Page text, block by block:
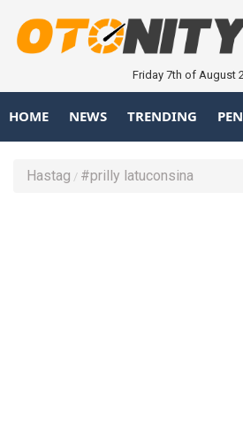
Friday 7th of August
HOME NEWS TRENDING
Hastag #prilly latuconsina